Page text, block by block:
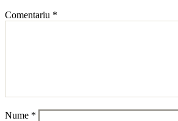
Comentariu *
Nume *